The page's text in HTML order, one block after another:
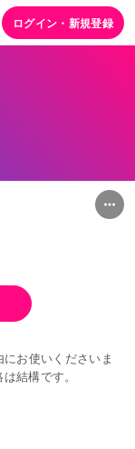
ログイン・新規登録
お使いくださいま
結構です。